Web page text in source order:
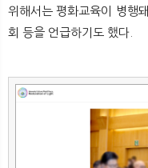
위해서는 평화교육이 병행
회 등을 언급하기도 했다.